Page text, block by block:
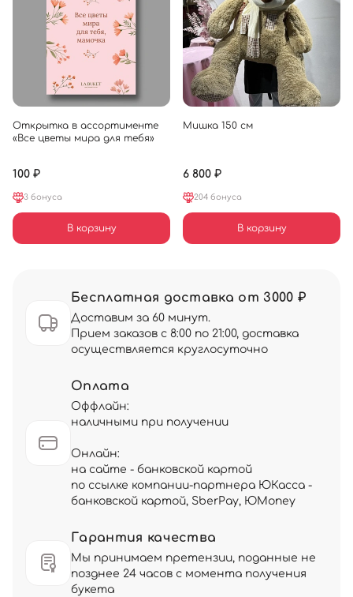
Открытка в ассортименте
«Все цветы мира для тебя»
100 ₽
3 бонуса
В корзину
Мишка 150 см
6 800 ₽
204 бонуса
В корзину
Бесплатная доставка от 3000 ₽
Доставим за 60 минут.
Прием заказов с 8:00 по 21:00, доставка
осуществляется круглосуточно
Оплата
Оффлайн:
наличными при получении
Онлайн:
на сайте - банковской картой
по ссылке компании-партнера ЮКасса -
банковской картой, SberPay, ЮMoney
Гарантия качества
Мы принимаем претензии, поданные не
позднее 24 часов с момента получения
букета